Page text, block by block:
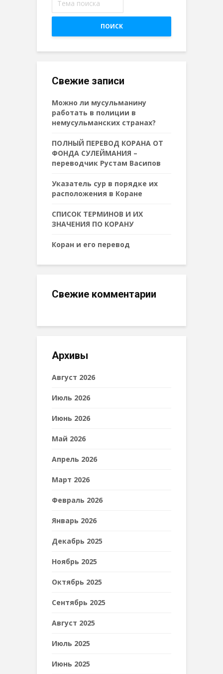
ПОИСК
Свежие записи
Можно ли мусульманину
работать в полиции в
немусульманских странах?
ПОЛНЫЙ ПЕРЕВОД КОРАНА ОТ
ФОНДА СУЛЕЙМАНИЯ –
переводчик Рустам Васипов
Указатель сур в порядке их
расположения в Коране
СПИСОК ТЕРМИНОВ И ИХ
ЗНАЧЕНИЯ ПО КОРАНУ
Коран и его перевод
Свежие комментарии
Архивы
Август 2026
Июль 2026
Июнь 2026
Май 2026
Апрель 2026
Март 2026
Февраль 2026
Январь 2026
Декабрь 2025
Ноябрь 2025
Октябрь 2025
Сентябрь 2025
Август 2025
Июль 2025
Июнь 2025